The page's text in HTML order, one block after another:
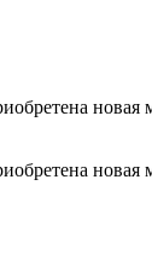
новая
новая